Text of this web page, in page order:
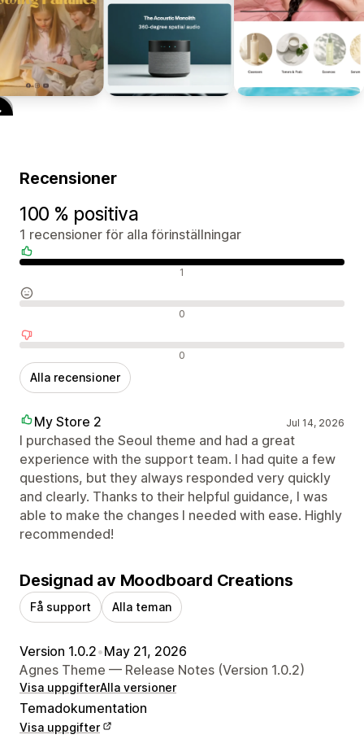
Recensioner
100 % positiva
1 recensioner för alla förinställningar
1
0
0
Alla recensioner
My Store 2 Jul 14, 2026
I purchased the Seoul theme and had a great
experience with the support team. I had quite a few
questions, but they always responded very quickly
and clearly. Thanks to their helpful guidance, I was
able to make the changes I needed with ease. Highly
recommended!
Designad av Moodboard Creations
Få support Alla teman
Version 1.0.2•May 21, 2026
Agnes Theme — Release Notes (Version 1.0.2)
Visa uppgifterAlla versioner
Temadokumentation
Visa uppgifter